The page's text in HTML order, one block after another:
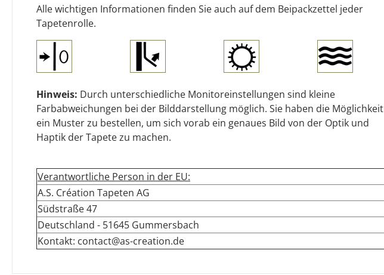
Alle wichtigen Informationen finden Sie auch auf dem Beipackzettel jeder
Tapetenrolle.
Hinweis: Durch unterschiedliche Monitoreinstellungen sind kleine
Farbabweichungen bei der Bilddarstellung möglich. Sie haben die Möglichkeit
ein Muster zu bestellen, um sich vorab ein genaues Bild von der Optik und
Haptik der Tapete zu machen.
Verantwortliche Person in der EU:
A.S. Création Tapeten AG
Südstraße 47
Deutschland - 51645 Gummersbach
Kontakt: contact@as-creation.de